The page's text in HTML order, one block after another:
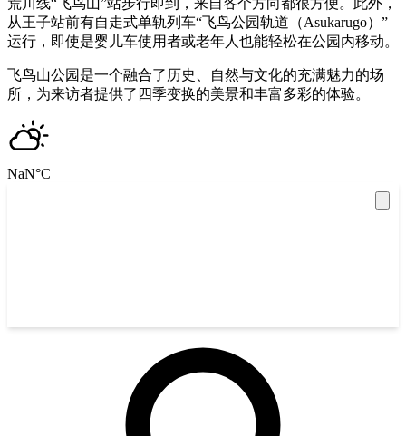
荒川线“飞鸟山”站步行即到，来自各个方向都很方便。此外，
从王子站前有自走式单轨列车“飞鸟公园轨道（Asukarugo）”
运行，即使是婴儿车使用者或老年人也能轻松在公园内移动。
飞鸟山公园是一个融合了历史、自然与文化的充满魅力的场
所，为来访者提供了四季变换的美景和丰富多彩的体验。
NaN°C